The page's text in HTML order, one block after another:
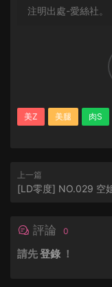
注明出處-愛絲社。
美Z 美腿 肉S
上一篇
[LD零度] NO.029 空
評論 0
請先登錄 ！